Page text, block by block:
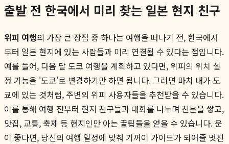
출발 전 한국에서 미리 찾는 일본 현지 친구
위피 여행의 가장 큰 장점 중 하나는 여행을 떠나기 전, 한국에서
부터 일본 현지에 있는 사람들과 미리 연결될 수 있다는 점입니다.
예를 들어, 다음 달 도쿄 여행을 계획하고 있다면, 위피의 위치 설
정 기능을 '도쿄'로 변경하기만 하면 됩니다. 그러면 마치 내가 도
쿄에 있는 것처럼, 주변의 위피 사용자들을 추천받을 수 있습니다.
이를 통해 여행 전부터 현지 친구들과 대화를 나누며 친분을 쌓고,
맛집, 교통, 축제 등 현지인만 아는 꿀팁들을 얻을 수 있습니다. 운
이 좋다면, 당신의 여행 일정에 맞춰 기꺼이 가이드가 되어줄 멋진